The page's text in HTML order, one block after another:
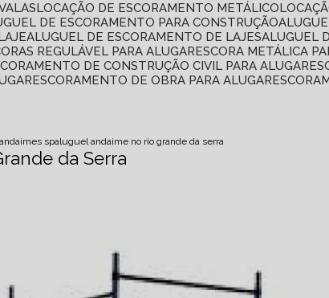
LOCAÇÃO DE ESCORAMENTO METÁLICO
DE ESCORAMENTO PARA CONSTRUÇÃO
ALUGUEL DE ESCORAMENTO DE LAJES ALUGUEL
REGULÁVEL PARA ALUGAR ESCORA METÁLICA
DE CONSTRUÇÃO CIVIL PARA ALUGAR
ESCORAMENTO DE OBRA PARA ALUGAR
spaluguel andaime no rio grande da serra
da Serra